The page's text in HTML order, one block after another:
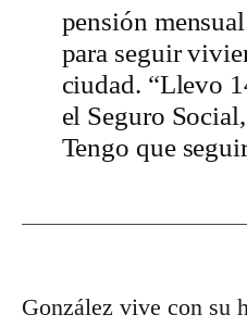
pensión
para seguir
ciudad. “Llevo
el Seguro
Tengo que
González vive con su